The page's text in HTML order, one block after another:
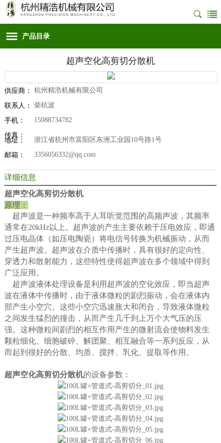
产品目录
超声空化高剪切分散机
供应商： 杭州精浩机械有限公司
联系人： 柴杭波
手机： 15088734782
传真：
地址： 浙江省杭州市富阳区东洲工业园10号路1号
邮箱： 3356056332@qq.com
详细信息
超声空化高剪切分散机
原理：
超声波是一种频率高于人耳听觉范围的高频声波，其频率
通常在20kHz以上。超声波的产生主要依赖于压电效应，即通
过压电晶体（如压电陶瓷）将电信号转换为机械振动，从而
产生超声波。超声波在介质中传播时，具有很好的定向性、
穿透力和散射能力，这些特性使得超声波在多个领域中得到
广泛应用。
超声波液体处理设备是利用超声波的空化效应，即当超声
波在液体中传播时，由于液体微粒的剧烈振动，会在液体内
部产生小空穴。这些小空穴迅速胀大和闭合，导致液体微粒
之间发生猛烈的撞击，从而产生几千到上万个大气压的压
强。这种微粒间剧烈的相互作用产生的微射流会使物料发生
颗粒细化、细胞破碎、解团聚、相互融合等一系列反应，从
而起到很好的分散、均质、搅拌、乳化、提取等作用。
超声空化高剪切分散机的设备参数：